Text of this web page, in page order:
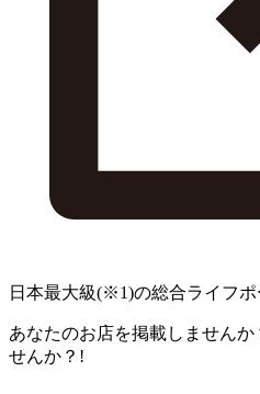
日本最大級(※1)の総合ライフポ
あなたのお店を掲載しませんか
せんか？!